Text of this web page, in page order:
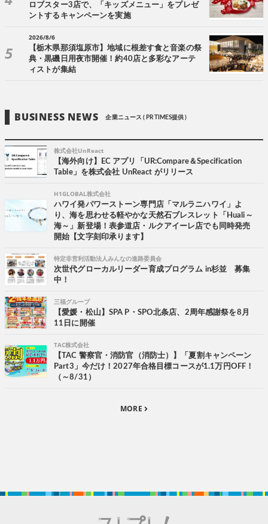
ロブスター3店で、「キッズメニュー」をプレゼ
ントするキャンペーンを実施
2026/8/6
【栃木県那須塩原市】地域に根差す食と音楽の祭
典・黒磯日用夜市開催！約40店と多彩なアーテ
ィストが集結
BUSINESS NEWS 企業ニュース ( PR TIMES提供 )
株式会社UnReact
【海外向け】EC アプリ「UR:Compare＆Specification
Table」を株式会社 UnReact がリリース
H1GLOBAL株式会社
ハワイ発パワーストーン専門店「マルラニハワイ」よ
り、海を思わせる軽やかな天然石ブレスレット「Huali～
海～」新登場！表参道店・ルクアイーレ店でも同時発売
開始【文字刻印承ります】
特定非営利活動法人みんなの進路委員会
次世代グローカルリーダー育成プログラム in杉並 募集
中！
三福グループ
【愛媛・松山】SPA P・SPO北条店、2周年感謝祭を8月
11日に開催
TAC株式会社
【TAC 警察官・消防官（消防士）】「夏割キャンペーン
Part3」今だけ！2027年合格目標コースが1.1万円OFF！
（～8/31）
MORE